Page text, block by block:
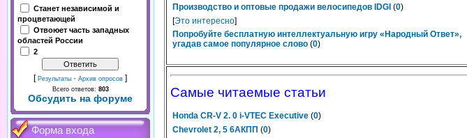
Станет независимой и
процветающей
Отвоюет часть западных
областей России
2
[ Результаты · Архив опросов ]
Всего ответов: 803
Обсудить на форуме
Форма входа
Производство и оптовые продажи велосипедов IDGI (0)
[Это интересно]
Попробуйте бесплатную интеллектуальную игру «Народный Ответ»,
угадав самое популярное слово (0)
Самые читаемые статьи
Honda CR-V 2. 0 i-VTEC Executive (0)
Chevrolet 2, 5 6АКПП (0)